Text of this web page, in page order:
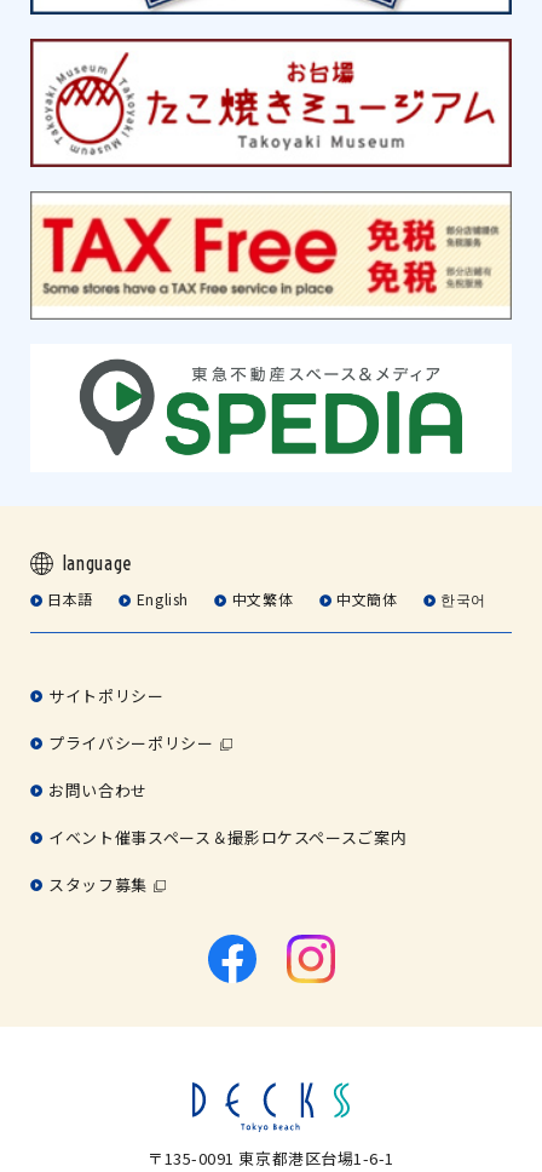
language
日本語 English 中文繁体 中文簡体 한국어
サイトポリシー
プライバシーポリシー
お問い合わせ
イベント催事スペース＆撮影ロケスペースご案内
スタッフ募集
〒135-0091 東京都港区台場1-6-1